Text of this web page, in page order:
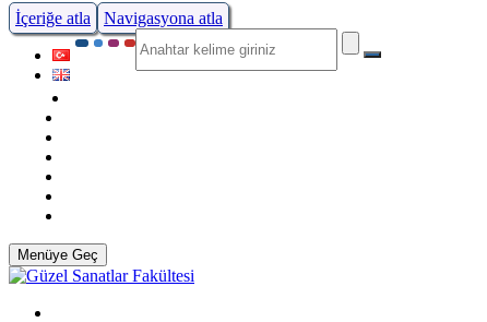
İçeriğe atla Navigasyona atla
Menüye Geç